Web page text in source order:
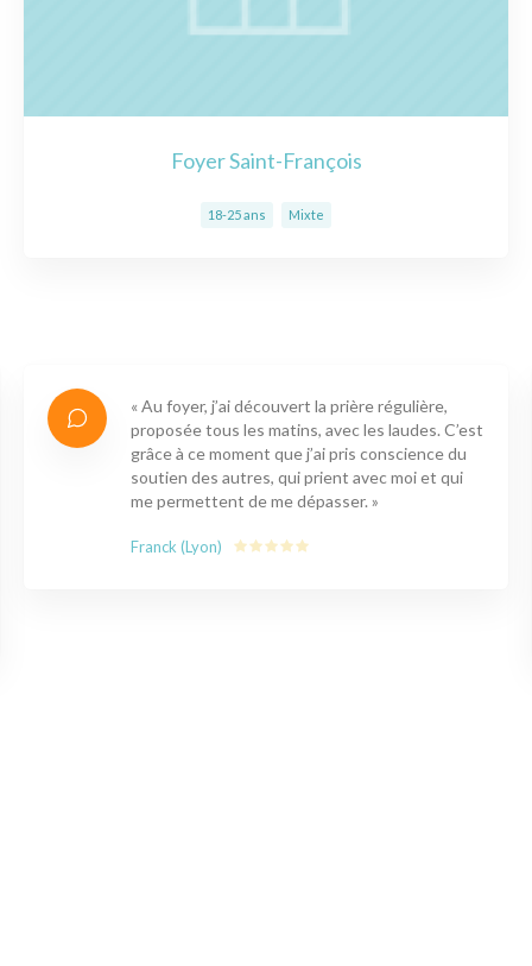
Foyer Saint-François
18-25 ans Mixte
« Au foyer, j’ai découvert la prière régulière,
proposée tous les matins, avec les laudes. C’est
grâce à ce moment que j’ai pris conscience du
soutien des autres, qui prient avec moi et qui
me permettent de me dépasser. »
Franck (Lyon)